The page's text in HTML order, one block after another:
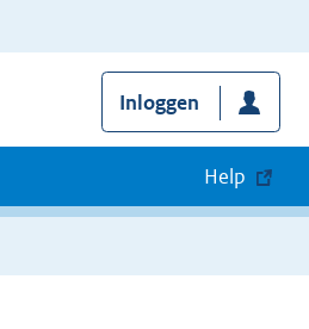
Inloggen
Help